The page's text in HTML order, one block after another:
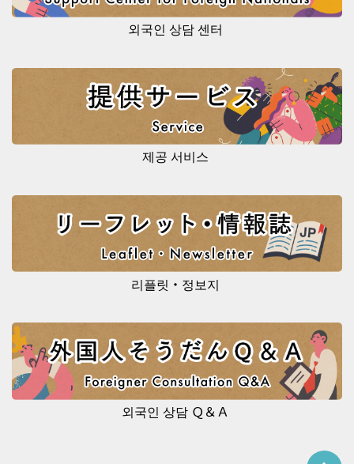
외국인 상담 센터
제공 서비스
리플릿・정보지
외국인 상담 Ｑ＆Ａ